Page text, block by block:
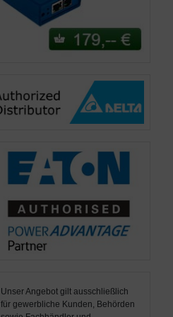
Unser Angebot gilt ausschließlich
für gewerbliche Kunden, Behörden